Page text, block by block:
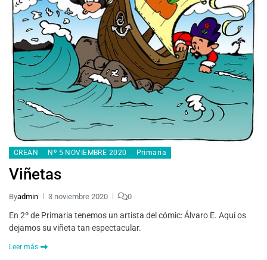
CREAN Nº 5 NOVIEMBRE 2020 Primaria
Viñetas
Byadmin 3 noviembre 2020 0
En 2º de Primaria tenemos un artista del cómic: Álvaro E. Aquí os
dejamos su viñeta tan espectacular.
Leer más